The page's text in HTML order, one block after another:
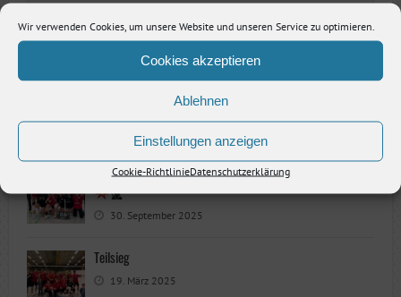
Wir verwenden Cookies, um unsere Website und unseren Service zu optimieren.
Cookies akzeptieren
Ablehnen
Einstellungen anzeigen
Cookie-RichtlinieDatenschutzerklärung
SEHR BELIEBT KÜRZLICH
Damen III sichern sich zum Saisonstart gleich 6 Punkte
30. September 2025
Teilsieg
19. März 2025